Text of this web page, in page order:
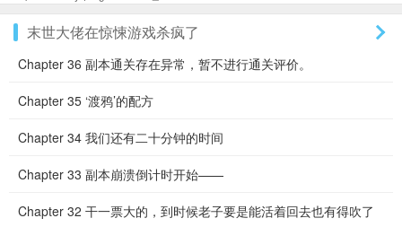
末世大佬在惊悚游戏杀疯了
Chapter 36 副本通关存在异常，暂不进行通关评价。
Chapter 35 ‘渡鸦’的配方
Chapter 34 我们还有二十分钟的时间
Chapter 33 副本崩溃倒计时开始——
Chapter 32 干一票大的，到时候老子要是能活着回去也有得吹了